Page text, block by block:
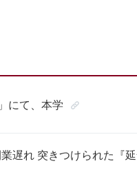
にて、本学
遅れ 突きつけられた『